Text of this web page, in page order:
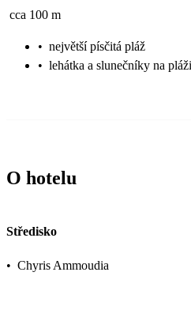
cca 100 m
• největší písčitá pláž
• lehátka a slunečníky na
O hotelu
Středisko
• Chyris Ammoudia